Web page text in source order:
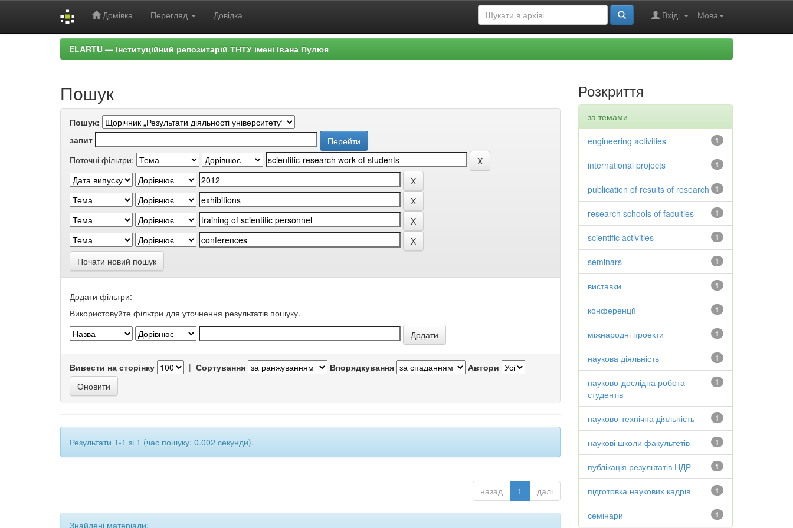
Домівка Перегляд Довідка Мова
Вхід:
ELARTU — Інституційний репозитарій ТНТУ імені Івана Пулюя
Пошук
Пошук:
запит
Поточні фільтри:
Почати новий пошук
Додати фільтри:
Використовуйте фільтри для уточнення результатів пошуку.
Вивести на сторінку | Сортування Впорядкування Автори
Результати 1-1 зі 1 (час пошуку: 0.002 секунди).
назад 1 далі
Знайдені матеріали:
Розкриття
за темами
1
engineering activities
1
international projects
1
publication of results of research
1
research schools of faculties
1
scientific activities
1
seminars
1
виставки
1
конференції
1
міжнародні проекти
1
наукова діяльність
1
науково-дослідна робота
студентів
1
науково-технічна діяльність
1
наукові школи факультетів
1
публікація результатів НДР
1
підготовка наукових кадрів
1
семінари